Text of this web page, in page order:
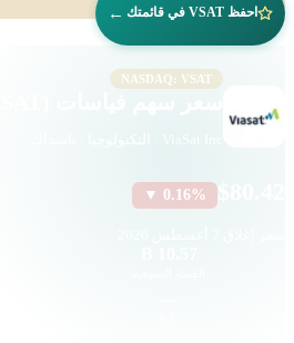
احفظ VSAT في قائمتك ←
NASDAQ: VSAT
▼ 0.16%